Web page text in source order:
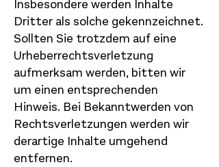
Insbesondere werden Inhalte
Dritter als solche gekennzeichnet.
Sollten Sie trotzdem auf eine
Urheberrechtsverletzung
aufmerksam werden, bitten wir
um einen entsprechenden
Hinweis. Bei Bekanntwerden von
Rechtsverletzungen werden wir
derartige Inhalte umgehend
entfernen.